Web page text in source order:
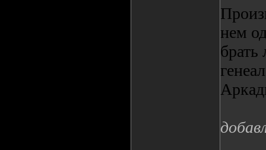
нем
брать